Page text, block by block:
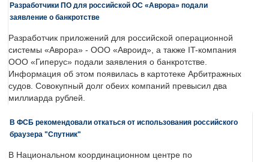
Разработчики ПО для российской ОС «Аврора» подали
заявление о банкротстве
Разработчик приложений для российской операционной
системы «Аврора» - ООО «Авроид», а также IT-компания
ООО «Гиперус» подали заявления о банкротстве.
Информация об этом появилась в картотеке Арбитражных
судов. Совокупный долг обеих компаний превысил два
миллиарда рублей.
В ФСБ рекомендовали откаться от использования российского
браузера "Спутник"
В Национальном координационном центре по